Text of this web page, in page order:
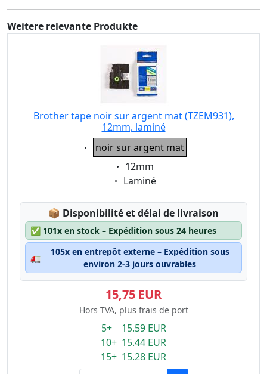
Weitere relevante Produkte
Brother tape noir sur argent mat (TZEM931),
12mm, laminé
Eigenschaft:
noir sur argent mat
Eigenschaft:
12mm
Eigenschaft:
Laminé
📦 Lagerstatus:
Disponibilité et délai de livraison
✅ 101x en stock – Expédition sous 24 heures
🚛
105x en entrepôt externe – Expédition sous
environ 2-3 jours ouvrables
15,75 EUR
Hors TVA, plus frais de port
5+ 15.59 EUR
10+ 15.44 EUR
15+ 15.28 EUR